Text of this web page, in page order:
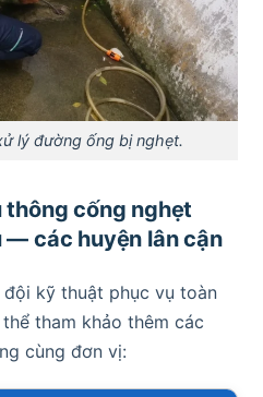
lý đường ống bị nghẹt.
cống nghẹt
— các huyện lân cận
kỹ thuật phục vụ toàn
tham khảo thêm các
cùng đơn vị: